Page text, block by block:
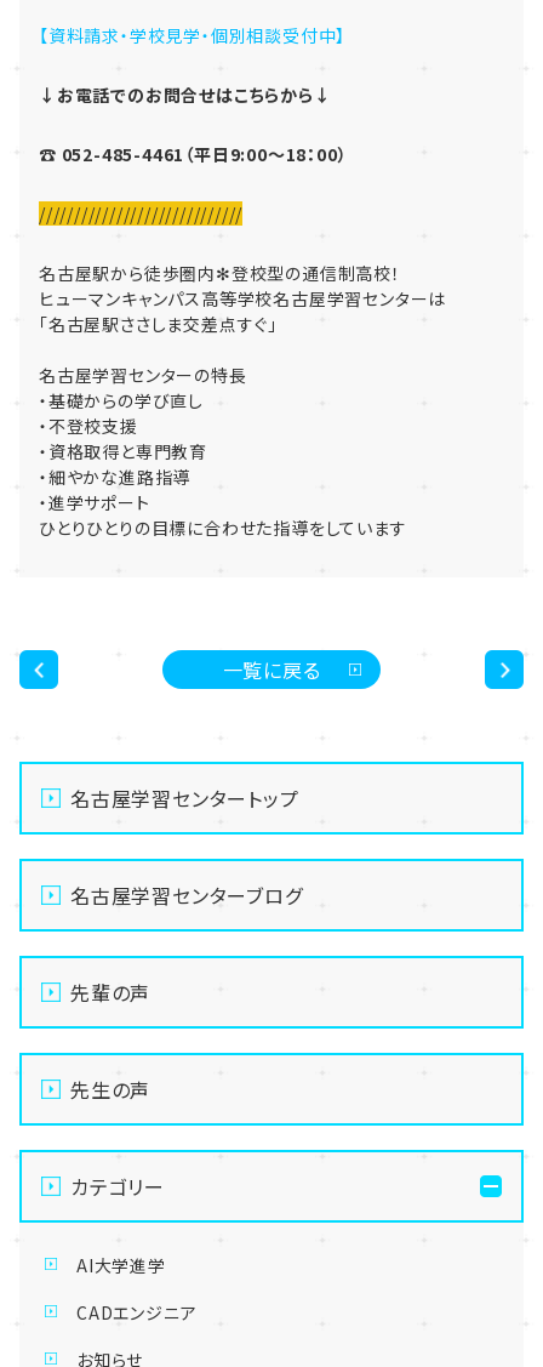
【資料請求・学校見学・個別相談受付中】
↓お電話でのお問合せはこちらから↓
☎ 052-485-4461（平日9:00～18：00）
/////////////////////////////
名古屋駅から徒歩圏内✻登校型の通信制高校！
ヒューマンキャンパス高等学校名古屋学習センターは
「名古屋駅ささしま交差点すぐ」
名古屋学習センターの特長
・基礎からの学び直し
・不登校支援
・資格取得と専門教育
・細やかな進路指導
・進学サポート
ひとりひとりの目標に合わせた指導をしています
一覧に戻る
名古屋学習センタートップ
名古屋学習センターブログ
先輩の声
先生の声
カテゴリー
AI大学進学
CADエンジニア
お知らせ